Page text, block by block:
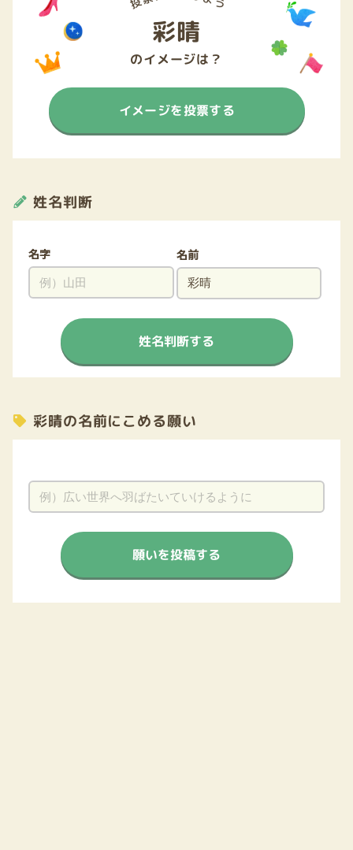
彩晴
のイメージは？
イメージを投票する
姓名判断
名字 名前
姓名判断する
彩晴の名前にこめる願い
願いを投稿する